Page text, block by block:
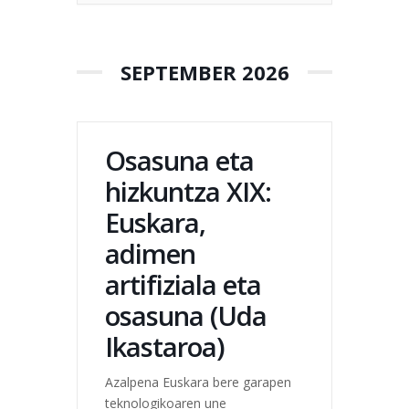
SEPTEMBER 2026
Osasuna eta
hizkuntza XIX:
Euskara,
adimen
artifiziala eta
osasuna (Uda
Ikastaroa)
Azalpena Euskara bere garapen
teknologikoaren une